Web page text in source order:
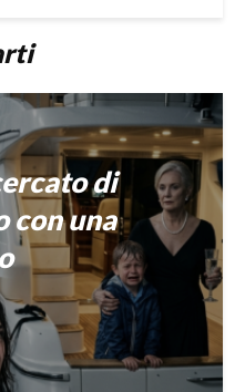
di
con una